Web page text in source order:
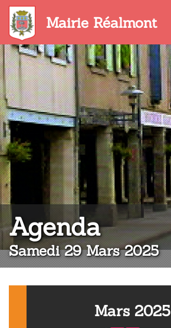
Aller
contenu
principal
Mairie Réalmont
Agenda:
Samedi 29 Mars 2025
Mars 2025